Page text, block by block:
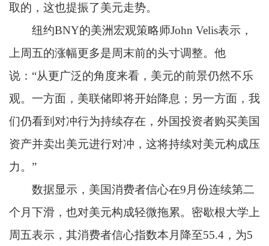
取的，这也提振了美元走势。
纽约BNY的美洲宏观策略师John Velis表示，
上周五的涨幅更多是周末前的头寸调整。他
说：“从更广泛的角度来看，美元的前景仍然不乐
观。一方面，美联储即将开始降息；另一方面，我
们仍看到对冲行为持续存在，外国投资者购买美国
资产并卖出美元进行对冲，这将持续对美元构成压
力。”
数据显示，美国消费者信心在9月份连续第二
个月下滑，也对美元构成轻微拖累。密歇根大学上
周五表示，其消费者信心指数本月降至55.4，为5